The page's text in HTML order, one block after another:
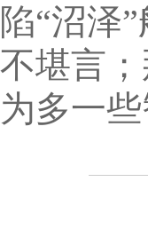
陷“沼泽
不堪言
为多一